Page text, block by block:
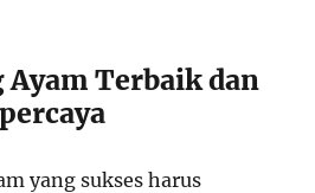
Ayam Terbaik dan
yang sukses harus